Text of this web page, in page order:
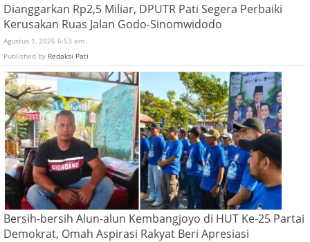
Dianggarkan Rp2,5 Miliar, DPUTR Pati Segera Perbaiki
Kerusakan Ruas Jalan Godo-Sinomwidodo
Agustus 1, 2026 6:53 am
Published by Redaksi Pati
Bersih-bersih Alun-alun Kembangjoyo di HUT Ke-25 Partai
Demokrat, Omah Aspirasi Rakyat Beri Apresiasi